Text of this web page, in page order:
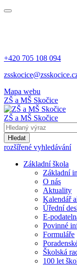
+420 705 108 094
Mapa webu
ZŠ a MŠ Skočice
ZŠ a MŠ Skočice
Hledat
rozšířené vyhledávání
Základní škola
Základní
O nás
Aktuality
Kalendář
Úřední
E-
Povinné
Formuláře
Školská
100 let